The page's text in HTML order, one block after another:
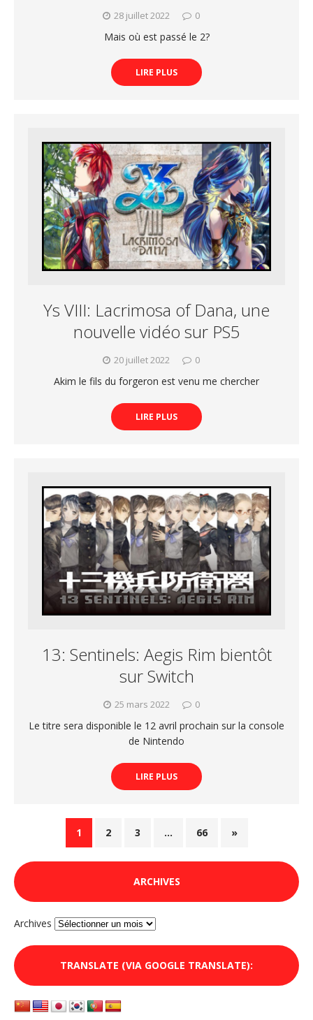
28 juillet 2022 0
Mais où est passé le 2?
LIRE PLUS
Ys VIII: Lacrimosa of Dana, une
nouvelle vidéo sur PS5
20 juillet 2022 0
Akim le fils du forgeron est venu me chercher
LIRE PLUS
13: Sentinels: Aegis Rim bientôt
sur Switch
25 mars 2022 0
Le titre sera disponible le 12 avril prochain sur la console
de Nintendo
LIRE PLUS
1 2 3 … 66 »
ARCHIVES
Archives
TRANSLATE (VIA GOOGLE TRANSLATE):